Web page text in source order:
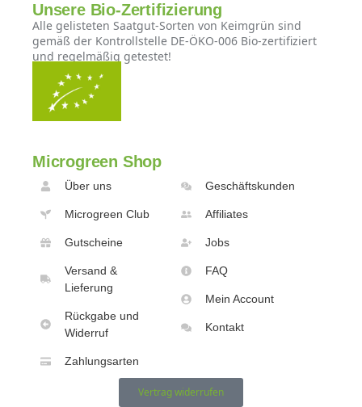
Unsere Bio-Zertifizierung
Alle gelisteten Saatgut-Sorten von Keimgrün sind
gemäß der Kontrollstelle DE-ÖKO-006 Bio-zertifiziert
und regelmäßig getestet!
Microgreen Shop
Über uns
Microgreen Club
Gutscheine
Versand &
Lieferung
Rückgabe und
Widerruf
Zahlungsarten
Geschäftskunden
Affiliates
Jobs
FAQ
Mein Account
Kontakt
Vertrag widerrufen